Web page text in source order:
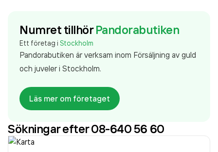
Numret tillhör Pandorabutiken
Ett företag i Stockholm
Pandorabutiken är verksam inom Försäljning av guld
och juveleri Stockholm.
Läs mer om företaget
Sökningar efter 08-640 56 60